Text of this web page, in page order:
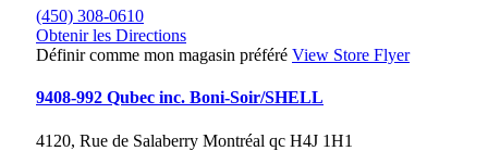
(450) 308-0610
Obtenir les Directions
Définir comme mon magasin préféré View Store Flyer
9408-992 Qubec inc. Boni-Soir/SHELL
4120, Rue de Salaberry Montréal qc H4J 1H1